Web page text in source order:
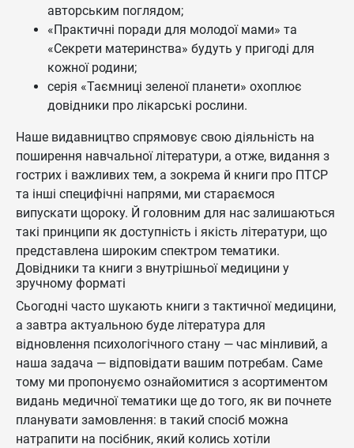
авторським поглядом;
«Практичні поради для молодої мами» та
«Секрети материнства» будуть у пригоді для
кожної родини;
серія «Таємниці зеленої планети» охоплює
довідники про лікарські рослини.
Наше видавництво спрямовує свою діяльність на
поширення навчальної літератури, а отже, видання з
гострих і важливих тем, а зокрема й книги про ПТСР
та інші специфічні напрями, ми стараємося
випускати щороку. Й головним для нас залишаються
такі принципи як доступність і якість літератури, що
представлена широким спектром тематики.
Довідники та книги з внутрішньої медицини у
зручному форматі
Сьогодні часто шукають книги з тактичної медицини,
а завтра актуальною буде література для
відновлення психологічного стану — час мінливий, а
наша задача — відповідати вашим потребам. Саме
тому ми пропонуємо ознайомитися з асортиментом
видань медичної тематики ще до того, як ви почнете
планувати замовлення: в такий спосіб можна
натрапити на посібник, який колись хотіли